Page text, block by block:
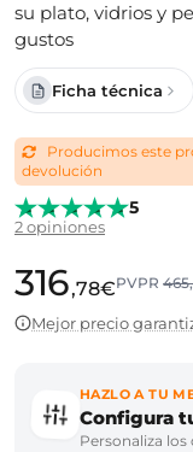
su plato, vidrios y
gustos
Ficha técnica
Producimos este
devolución
5
2 opiniones
316,78€PVPR
Mejor precio
HAZLO A TU
Configura
Personaliza